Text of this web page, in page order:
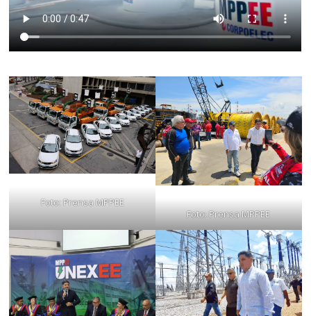
Foto: Prensa MPPEE
Foto: Prensa MPPEE